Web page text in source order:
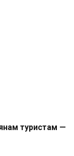
туристам —